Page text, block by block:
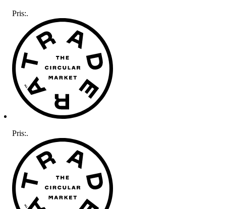
Pris:.
Pris:.